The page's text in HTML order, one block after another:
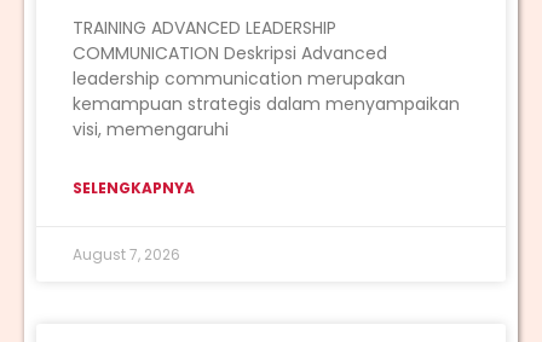
TRAINING ADVANCED LEADERSHIP
COMMUNICATION Deskripsi Advanced
leadership communication merupakan
kemampuan strategis dalam menyampaikan
visi, memengaruhi
SELENGKAPNYA
August 7, 2026